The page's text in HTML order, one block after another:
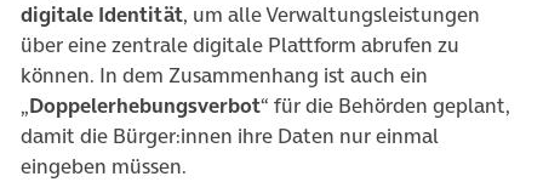
digitale Identität, um alle Verwaltungsleistungen
über eine zentrale digitale Plattform abrufen zu
können. In dem Zusammenhang ist auch ein
„Doppelerhebungsverbot“ für die Behörden geplant,
damit die Bürger:innen ihre Daten nur einmal
eingeben müssen.